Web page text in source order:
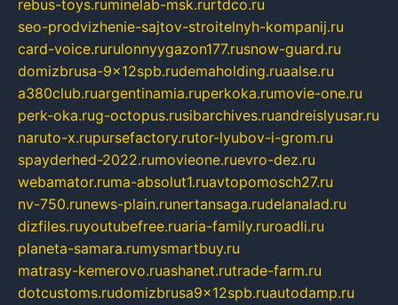
rebus-toys.ruminelab-msk.rurtdco.ru
seo-prodvizhenie-sajtov-stroitelnyh-kompanij.ru
card-voice.rurulonnyygazon177.rusnow-guard.ru
domizbrusa-9x12spb.rudemaholding.ruaalse.ru
a380club.ruargentinamia.ruperkoka.rumovie-one.ru
perk-oka.rug-octopus.rusibarchives.ruandreislyusar.ru
naruto-x.rupursefactory.rutor-lyubov-i-grom.ru
spayderhed-2022.rumovieone.ruevro-dez.ru
webamator.ruma-absolut1.ruavtopomosch27.ru
nv-750.runews-plain.runertansaga.rudelanalad.ru
dizfiles.ruyoutubefree.ruaria-family.ruroadli.ru
planeta-samara.rumysmartbuy.ru
matrasy-kemerovo.ruashanet.rutrade-farm.ru
dotcustoms.rudomizbrusa9x12spb.ruautodamp.ru